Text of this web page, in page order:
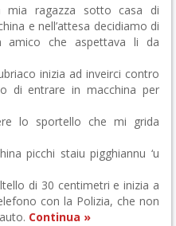
mia ragazza sotto casa di
e nell’attesa decidiamo di
amico che aspettava li da
inizia ad inveirci contro
di entrare in macchina per
lo sportello che mi grida
picchi staiu pigghiannu ‘u
di 30 centimetri e inizia a
con la Polizia, che non
Continua »